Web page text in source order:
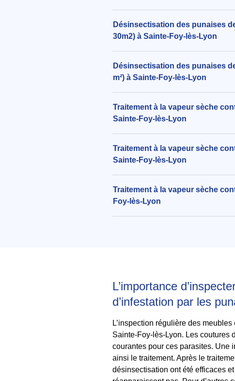
Désinsectisation des punaises
30m2) à Sainte-Foy-lès-Lyon
Désinsectisation des punaises
m²) à Sainte-Foy-lès-Lyon
Traitement à la vapeur sèche
Sainte-Foy-lès-Lyon
Traitement à la vapeur sèche
Sainte-Foy-lès-Lyon
Traitement à la vapeur sèche
Foy-lès-Lyon
L’importance
d’infestation par les
L’inspection régulière des
Sainte-Foy-lès-Lyon. Les coutures
courantes pour ces parasites. Une
ainsi le traitement. Après le
désinsectisation ont été efficaces